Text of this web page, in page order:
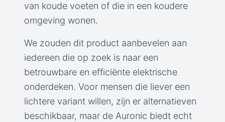
van koude voeten of die in een koudere
omgeving wonen.
We zouden dit product aanbevelen aan
iedereen die op zoek is naar een
betrouwbare en efficiënte elektrische
onderdeken. Voor mensen die liever een
lichtere variant willen, zijn er alternatieven
beschikbaar, maar de Auronic biedt echt